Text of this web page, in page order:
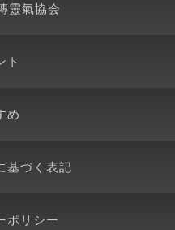
靈氣協会
ト
め
基づく表記
ポリシー